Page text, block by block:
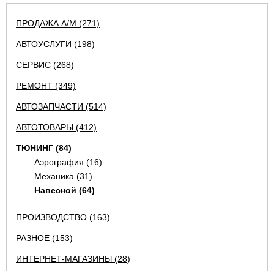
ПРОДАЖА А/М (271)
АВТОУСЛУГИ (198)
СЕРВИС (268)
РЕМОНТ (349)
АВТОЗАПЧАСТИ (514)
АВТОТОВАРЫ (412)
ТЮНИНГ (84)
Аэрография (16)
Механика (31)
Навесной (64)
ПРОИЗВОДСТВО (163)
РАЗНОЕ (153)
ИНТЕРНЕТ-МАГАЗИНЫ (28)